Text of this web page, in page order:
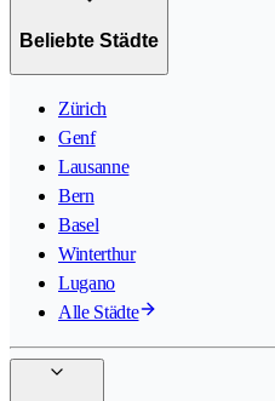
Beliebte Städte
Zürich
Genf
Lausanne
Bern
Basel
Winterthur
Lugano
Alle Städte